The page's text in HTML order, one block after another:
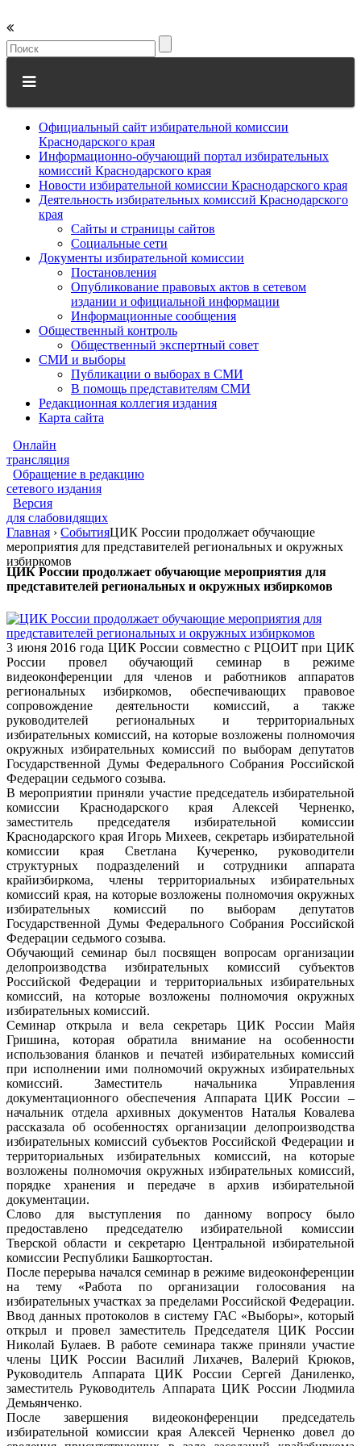
Официальный сайт избирательной комиссии
Краснодарского края
Информационно-обучающий портал избирательных
комиссий Краснодарского края
Новости избирательной комиссии Краснодарского края
Деятельность избирательных комиссий Краснодарского
края
Сайты и страницы сайтов
Социальные сети
Документы избирательной комиссии
Постановления
Опубликование правовых актов в сетевом
издании и официальной информации
Информационные сообщения
Общественный контроль
Общественный экспертный совет
СМИ и выборы
Публикации о выборах в СМИ
В помощь представителям СМИ
Редакционная коллегия издания
Карта сайта
Онлайн
трансляция
Обращение в редакцию
сетевого издания
Версия
для слабовидящих
Главная › СобытияЦИК России продолжает обучающие
мероприятия для представителей региональных и окружных
избиркомов
ЦИК России продолжает обучающие мероприятия для
представителей региональных и окружных избиркомов
3 июня 2016 года ЦИК России совместно с РЦОИТ при ЦИК
России провел обучающий семинар в режиме
видеоконференции для членов и работников аппаратов
региональных избиркомов, обеспечивающих правовое
сопровождение деятельности комиссий, а также
руководителей региональных и территориальных
избирательных комиссий, на которые возложены полномочия
окружных избирательных комиссий по выборам депутатов
Государственной Думы Федерального Собрания Российской
Федерации седьмого созыва.
В мероприятии приняли участие председатель избирательной
комиссии Краснодарского края Алексей Черненко,
заместитель председателя избирательной комиссии
Краснодарского края Игорь Михеев, секретарь избирательной
комиссии края Светлана Кучеренко, руководители
структурных подразделений и сотрудники аппарата
крайизбиркома, члены территориальных избирательных
комиссий края, на которые возложены полномочия окружных
избирательных комиссий по выборам депутатов
Государственной Думы Федерального Собрания Российской
Федерации седьмого созыва.
Обучающий семинар был посвящен вопросам организации
делопроизводства избирательных комиссий субъектов
Российской Федерации и территориальных избирательных
комиссий, на которые возложены полномочия окружных
избирательных комиссий.
Семинар открыла и вела секретарь ЦИК России Майя
Гришина, которая обратила внимание на особенности
использования бланков и печатей избирательных комиссий
при исполнении ими полномочий окружных избирательных
комиссий. Заместитель начальника Управления
документационного обеспечения Аппарата ЦИК России –
начальник отдела архивных документов Наталья Ковалева
рассказала об особенностях организации делопроизводства
избирательных комиссий субъектов Российской Федерации и
территориальных избирательных комиссий, на которые
возложены полномочия окружных избирательных комиссий,
порядке хранения и передаче в архив избирательной
документации.
Слово для выступления по данному вопросу было
предоставлено председателю избирательной комиссии
Тверской области и секретарю Центральной избирательной
комиссии Республики Башкортостан.
После перерыва начался семинар в режиме видеоконференции
на тему «Работа по организации голосования на
избирательных участках за пределами Российской Федерации.
Ввод данных протоколов в систему ГАС «Выборы», который
открыл и провел заместитель Председателя ЦИК России
Николай Булаев. В работе семинара также приняли участие
члены ЦИК России Василий Лихачев, Валерий Крюков,
Руководитель Аппарата ЦИК России Сергей Даниленко,
заместитель Руководитель Аппарата ЦИК России Людмила
Демьянченко.
После завершения видеоконференции председатель
избирательной комиссии края Алексей Черненко довел до